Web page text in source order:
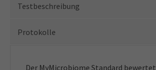
Testbeschreibung
Protokolle
Der MyMicrobiome Standard bewertet